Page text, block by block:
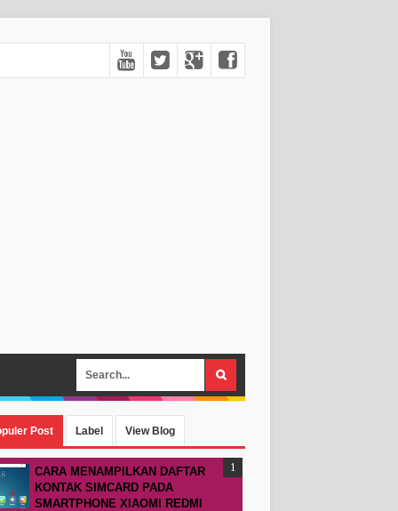
Post Label View Blog
CARA MENAMPILKAN DAFTAR
KONTAK SIMCARD PADA
SMARTPHONE XIAOMI REDMI